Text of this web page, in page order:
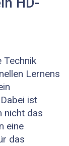
Technik
Lernens
ist
nicht das
eine
das